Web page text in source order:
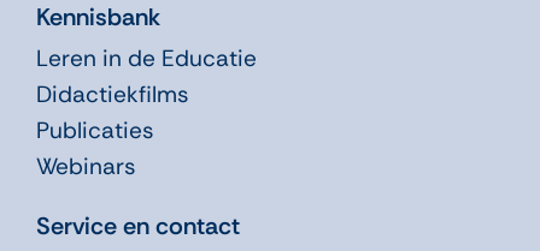
Kennisbank
Leren in de Educatie
Didactiekfilms
Publicaties
Webinars
Service en contact